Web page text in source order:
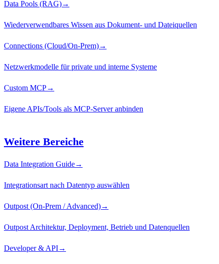
Data Pools (RAG)→
Wiederverwendbares Wissen aus Dokument- und Dateiquellen
Connections (Cloud/On-Prem)→
Netzwerkmodelle für private und interne Systeme
Custom MCP→
Eigene APIs/Tools als MCP-Server anbinden
Weitere Bereiche
Data Integration Guide→
Integrationsart nach Datentyp auswählen
Outpost (On-Prem / Advanced)→
Outpost Architektur, Deployment, Betrieb und Datenquellen
Developer & API→